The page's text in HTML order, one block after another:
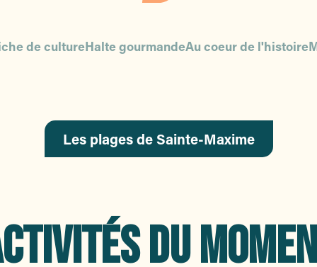
de cultureHalte gourmandeAu coeur de l'histoire
Les plages de Sainte-Maxime
DU